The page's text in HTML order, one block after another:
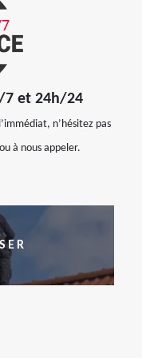
7 et 24h/24
n’hésitez pas
à nous appeler.